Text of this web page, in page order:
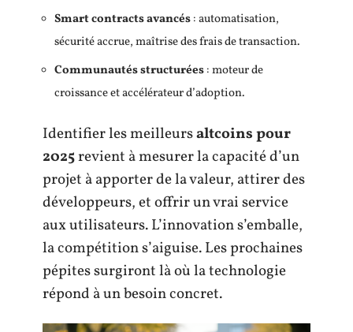
Smart contracts avancés: automatisation,
sécurité accrue, maîtrise des frais de transaction.
Communautés structurées: moteur de
croissance et accélérateur d’adoption.
Identifier les meilleursaltcoins pour
2025revient à mesurer la capacité d’un
projet à apporter de la valeur, attirer des
développeurs, et offrir un vrai service
aux utilisateurs. L’innovation s’emballe,
la compétition s’aiguise. Les prochaines
pépites surgiront là où la technologie
répond à un besoin concret.